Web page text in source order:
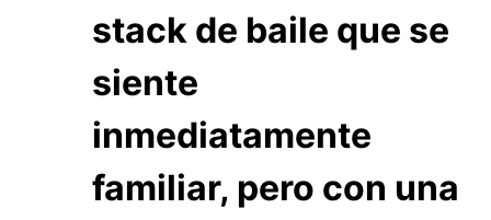
stack de baile que se
siente
inmediatamente
familiar, pero con una